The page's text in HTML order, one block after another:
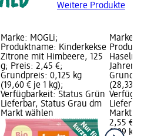
Weitere Produkte
Marke: MOGLi;
Produktname: Kinderkekse
Zitrone mit Himbeere, 125
g; Preis: 2,45 €;
Grundpreis: 0,125 kg
(19,60 € je 1 kg);
Verfügbarkeit: Status Grün
Lieferbar, Status Grau dm
Markt wählen
Marke:
Jahren,
(28,33 €
Markt
2,55 €
0,09 kg